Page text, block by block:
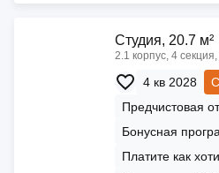
Cтудия, 20.7 м²
2.1 корпус, 4
4 кв 2028
Предчистовая
Бонусная
Платите как